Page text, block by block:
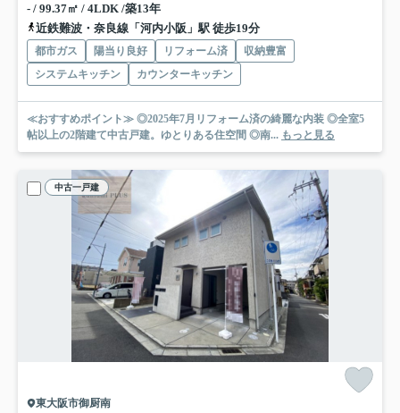
- / 99.37㎡ / 4LDK /築13年
近鉄難波・奈良線「河内小阪」駅 徒歩19分
都市ガス 陽当り良好 リフォーム済
収納豊富
システムキッチン
カウンターキッチン
≪おすすめポイント≫ ◎2025年7月リフォーム済の綺麗な内装 ◎全室5
帖以上の2階建て中古戸建。ゆとりある住空間 ◎南... もっと見る
中古一戸建
東大阪市御厨南